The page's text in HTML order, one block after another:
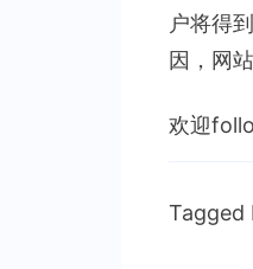
户将得
因，网
欢迎
Tagged